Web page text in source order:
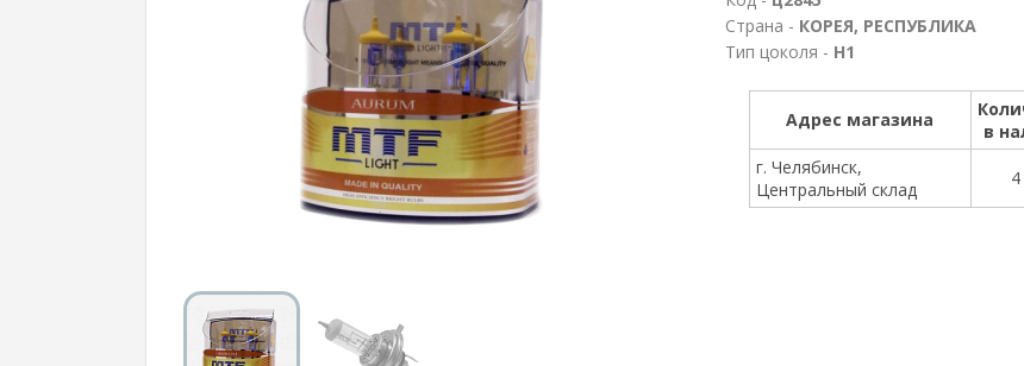
Страна - КОРЕЯ, РЕСПУБЛИКА
Тип цоколя - Н1
Адрес магазина
в
г. Челябинск,
Центральный склад